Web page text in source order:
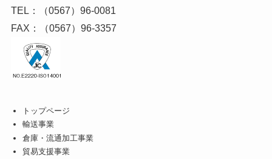
TEL：（0567）96-0081
FAX：（0567）96-3357
トップページ
輸送事業
倉庫・流通加工事業
貿易支援事業